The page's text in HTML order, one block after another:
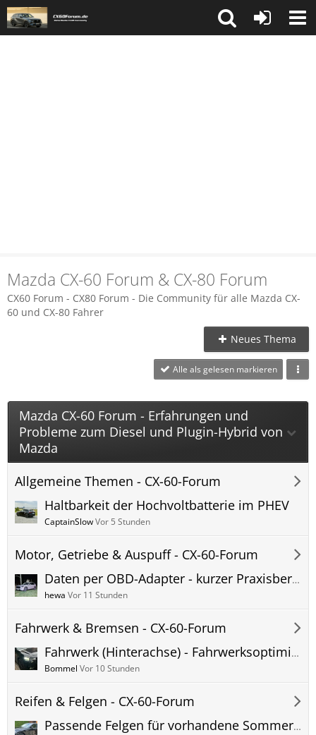
Mazda CX-60 Forum & CX-80 Forum
CX60 Forum - CX80 Forum - Die Community für alle Mazda CX-
60 und CX-80 Fahrer
Neues Thema
Alle als gelesen markieren
Mazda CX-60 Forum - Erfahrungen und
Probleme zum Diesel und Plugin-Hybrid von
Mazda
Allgemeine Themen - CX-60-Forum
Haltbarkeit der Hochvoltbatterie im PHEV
CaptainSlowVor 5 Stunden
Motor, Getriebe & Auspuff - CX-60-Forum
Daten per OBD-Adapter - kurzer Praxisbericht
hewa Vor 11 Stunden
Fahrwerk & Bremsen - CX-60-Forum
Fahrwerk (Hinterachse) - Fahrwerksoptimierung / Lösungen
Bommel Vor 10 Stunden
Reifen & Felgen - CX-60-Forum
Passende Felgen für vorhandene Sommerreifen bzw. generelle "Bereifungsfrage".